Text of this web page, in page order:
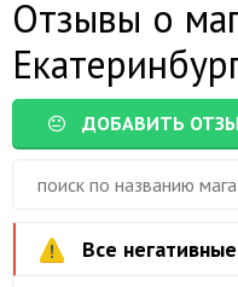
Отзывы о
ДОБАВИТЬ
Все